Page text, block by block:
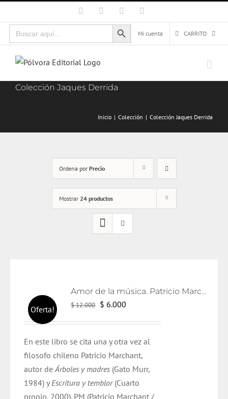
al
contenido
Facebook Instagram
Buscar:
Botón de búsqueda
Mi cuenta
CARRITO
Colección Jaques Derrida
Inicio Colección Colección Jaques Derrida
Ordena por Precio
Mostrar 24 productos
Oferta!
Amor de la música. Patricio Marchant.
$12.000 El
era:
$ 12.000.
$ 6.000
es:
$ 6.000.
En este libro se cita una y otra vez al
filosofo chileno Patricio Marchant,
autor deÁrboles y madres (Gato Murr,
1984) yEscritura y temblor(Cuarto
propio, 2000). PM (Patricio Marchant /